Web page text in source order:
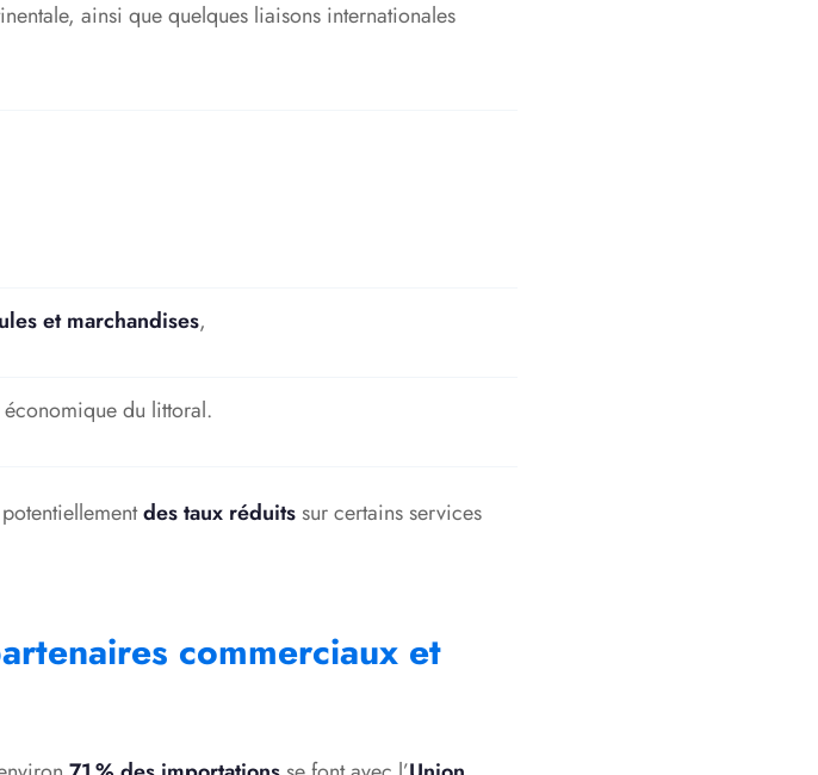
ainsi que quelques liaisons internationales
et marchandises,
économique du littoral.
des taux réduitssur certains services
commerciaux et